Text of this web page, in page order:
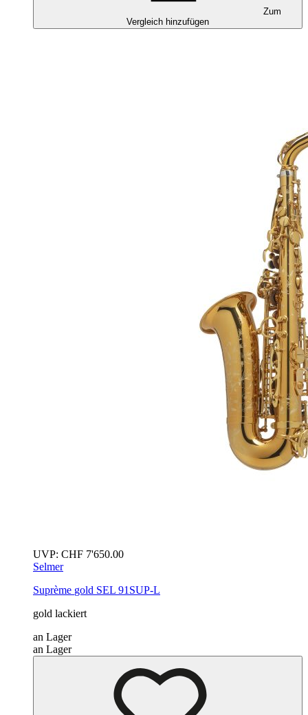
Zum
Vergleich hinzufügen
UVP: CHF 7'650.00
Selmer
Suprème gold SEL 91SUP-L
gold lackiert
an Lager
an Lager